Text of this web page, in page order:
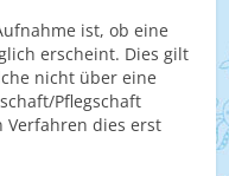
ist, ob eine
erscheint. Dies gilt
nicht über eine
Pflegschaft
Verfahren dies erst